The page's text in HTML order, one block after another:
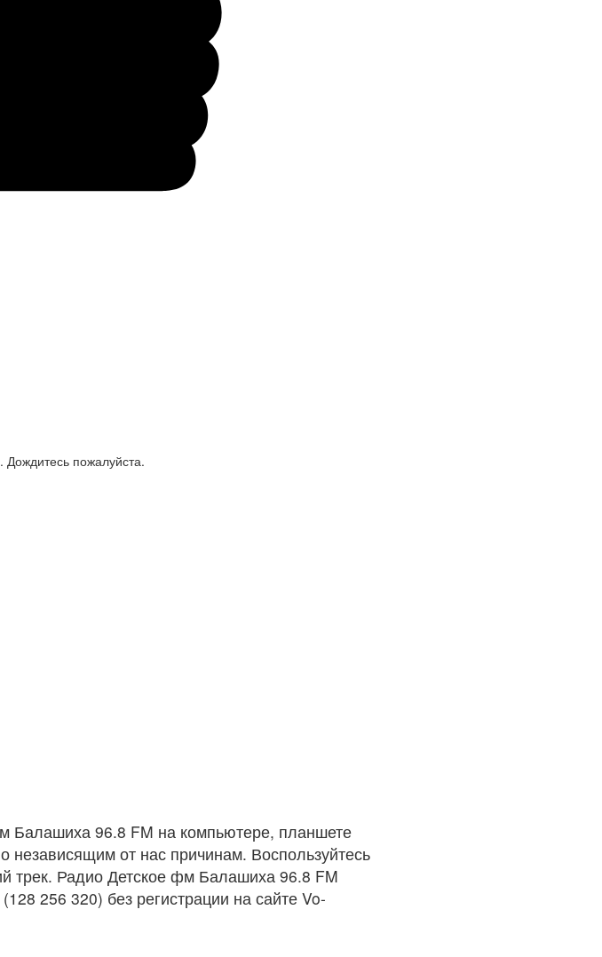
Дождитесь пожалуйста.
Балашиха 96.8 FM на компьютере, планшете
независящим от нас причинам. Воспользуйтесь
трек. Радио Детское фм Балашиха 96.8 FM
256 320) без регистрации на сайте Vo-